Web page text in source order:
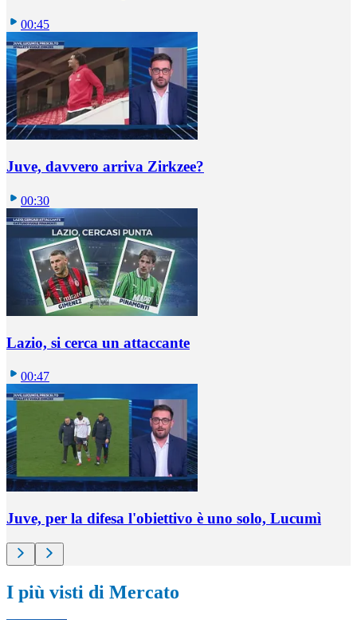
00:45
Juve, davvero arriva Zirkzee?
00:30
Lazio, si cerca un attaccante
00:47
Juve, per la difesa l'obiettivo è uno solo, Lucumì
I più visti di Mercato